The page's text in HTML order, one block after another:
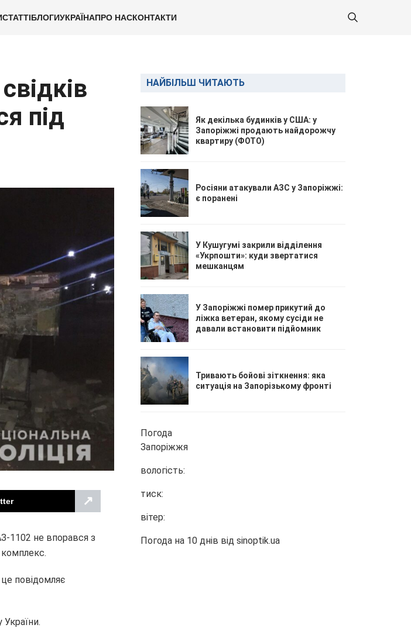
СТАТТІБЛОГИУКРАЇНАПРО НАСКОНТАКТИ
під
↗
1102 не впорався з
повідомляє
НАЙБІЛЬШ ЧИТАЮТЬ
Як декілька будинків у США: у
Запоріжжі продають найдорожчу
квартиру (ФОТО)
Росіяни атакували АЗС у Запоріжжі:
є поранені
У Кушугумі закрили відділення
«Укрпошти»: куди звертатися
мешканцям
У Запоріжжі помер прикутий до
ліжка ветеран, якому сусіди не
давали встановити підйомник
Тривають бойові зіткнення: яка
ситуація на Запорізькому фронті
Погода
Запоріжжя
вологість:
тиск:
вітер:
Погода на 10 днів від sinoptik.ua